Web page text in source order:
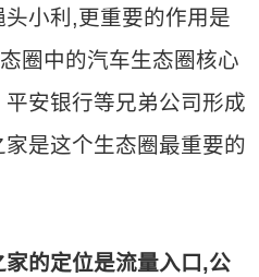
小利,更重要的作用是
圈中的汽车生态圈核心
安银行等兄弟公司形成
是这个生态圈最重要的
的定位是流量入口,公